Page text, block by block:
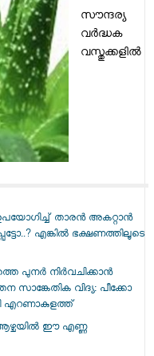
താരൻ അകറ്റാൻ
എങ്കിൽ ഭക്ഷണത്തിലൂടെ
പുനർ നിർവചിക്കാൻ
വിദ്യ: പീക്കോ
എറണാകുളത്ത്
ഈ എണ്ണ
സൗന്ദര്യ
വര്‍ദ്ധക
വസ്തുക്കളില്‍